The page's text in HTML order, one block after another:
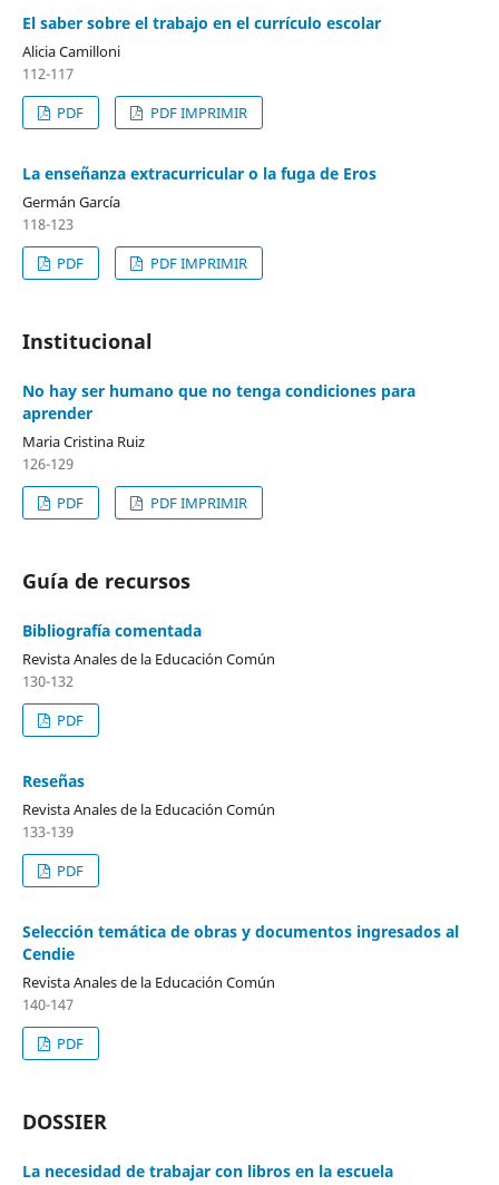
El saber sobre el trabajo en el currículo escolar
Alicia Camilloni
112-117
PDF
PDF IMPRIMIR
La enseñanza extracurricular o la fuga de Eros
Germán García
118-123
PDF
PDF IMPRIMIR
Institucional
No hay ser humano que no tenga condiciones para
aprender
Maria Cristina Ruiz
126-129
PDF
PDF IMPRIMIR
Guía de recursos
Bibliografía comentada
Revista Anales de la Educación Común
130-132
PDF
Reseñas
Revista Anales de la Educación Común
133-139
PDF
Selección temática de obras y documentos ingresados al
Cendie
Revista Anales de la Educación Común
140-147
PDF
DOSSIER
La necesidad de trabajar con libros en la escuela